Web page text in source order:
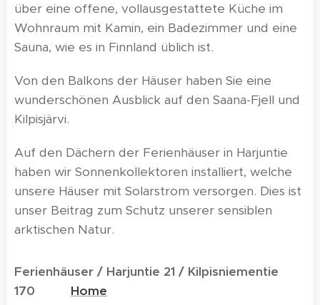
über eine offene, vollausgestattete Küche im
Wohnraum mit Kamin, ein Badezimmer und eine
Sauna, wie es in Finnland üblich ist.
Von den Balkons der Häuser haben Sie eine
wunderschönen Ausblick auf den Saana-Fjell und
Kilpisjärvi.
Auf den Dächern der Ferienhäuser in Harjuntie
haben wir Sonnenkollektoren installiert, welche
unsere Häuser mit Solarstrom versorgen. Dies ist
unser Beitrag zum Schutz unserer sensiblen
arktischen Natur.
Ferienhäuser / Harjuntie 21 / Kilpisniementie
170 Home